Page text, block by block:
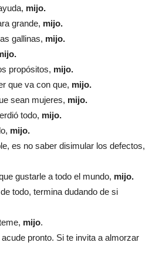
mijo.
grande, mijo.
gallinas, mijo.
propósitos, mijo.
que va con que, mijo.
sean mujeres, mijo.
todo, mijo.
mijo.
es no saber disimular los defectos,
gustarle a todo el mundo, mijo.
todo, termina dudando de si
mijo.
pronto. Si te invita a almorzar